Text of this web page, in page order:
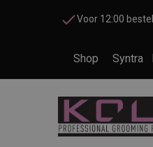
Voor 12:00
Shop Syntra